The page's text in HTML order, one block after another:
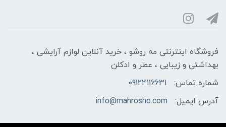
فروشگاه اینترنتی مه‌ رو‌شو ، خرید آنلاین لوازم آرایشی ،
بهداشتی و زیبایی ، عطر و ادکلن
شماره تماس:
09124116631
آدرس ایمیل:
info@mahrosho.com